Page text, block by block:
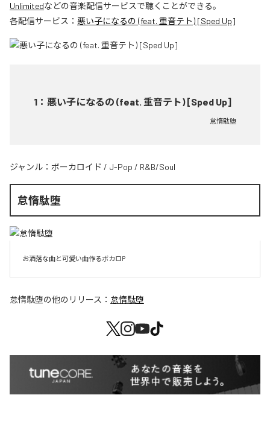
Unlimitedなどの音楽配信サービスで聴くことができる。
各配信サービス： 悪い子になるの (feat. 重音テト) [Sped Up]
1 ： 悪い子になるの (feat. 重音テト) [Sped Up]
怠惰駄堕
ジャンル： ボーカロイド / J-Pop / R&B/Soul
怠惰駄堕
お洒落な曲と可愛い曲作るボカロP
怠惰駄堕の他のリリース： 怠惰駄堕